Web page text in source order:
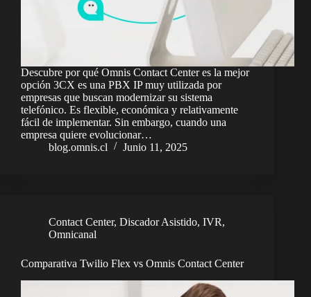
Descubre por qué Omnis Contact Center es la mejor
opción 3CX es una PBX IP muy utilizada por
empresas que buscan modernizar su sistema
telefónico. Es flexible, económica y relativamente
fácil de implementar. Sin embargo, cuando una
empresa quiere evolucionar…
blog.omnis.cl
Junio 11, 2025
Contact Center, Discador Asistido, IVR,
Omnicanal
Comparativa Twilio Flex vs Omnis Contact Center